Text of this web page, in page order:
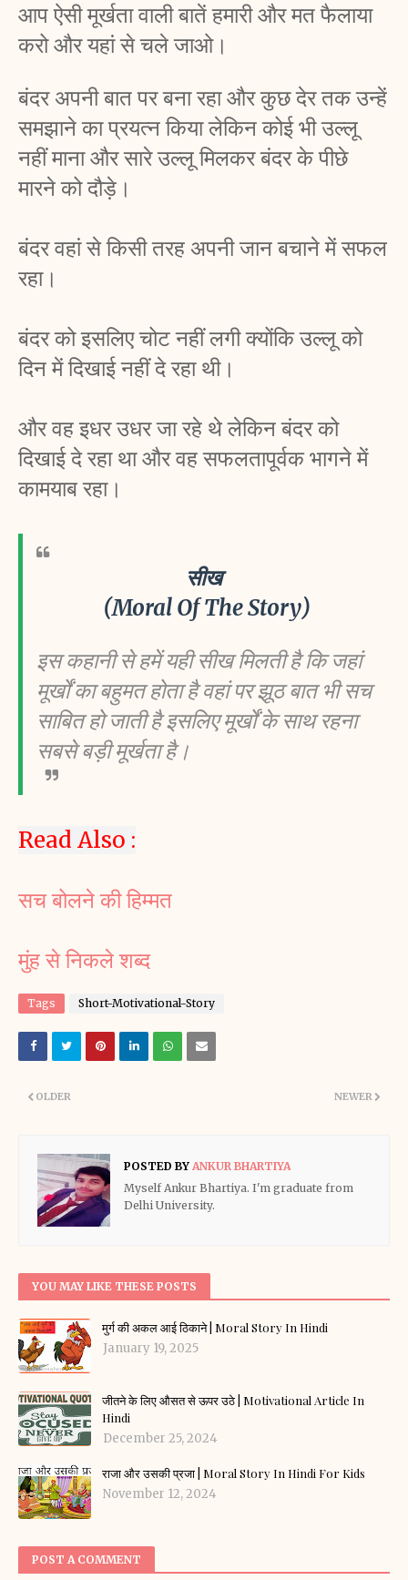
आप ऐसी मूर्खता वाली बातें हमारी और मत फैलाया
करो और यहां से चले जाओ।
बंदर अपनी बात पर बना रहा और कुछ देर तक उन्हें
समझाने का प्रयत्न किया लेकिन कोई भी उल्लू
नहीं माना और सारे उल्लू मिलकर बंदर के पीछे
मारने को दौड़े।
बंदर वहां से किसी तरह अपनी जान बचाने में सफल
रहा।
बंदर को इसलिए चोट नहीं लगी क्योंकि उल्लू को
दिन में दिखाई नहीं दे रहा थी।
और वह इधर उधर जा रहे थे लेकिन बंदर को
दिखाई दे रहा था और वह सफलतापूर्वक भागने में
कामयाब रहा।
सीख
(Moral Of The Story)
इस कहानी से हमें यही सीख मिलती है कि जहां
मूर्खों का बहुमत होता है वहां पर झूठ बात भी सच
साबित हो जाती है इसलिए मूर्खों के साथ रहना
सबसे बड़ी मूर्खता है।
Read Also :
सच बोलने की हिम्मत
मुंह से निकले शब्द
Tags Short-Motivational-Story
NEWER
OLDER
POSTED BY ANKUR BHARTIYA
Myself Ankur Bhartiya. I'm graduate from
Delhi University.
YOU MAY LIKE THESE POSTS
मुर्ग की अकल आई ठिकाने | Moral Story In Hindi
January 19, 2025
जीतने के लिए औसत से ऊपर उठे | Motivational Article In
Hindi
December 25, 2024
राजा और उसकी प्रजा | Moral Story In Hindi For Kids
November 12, 2024
POST A COMMENT